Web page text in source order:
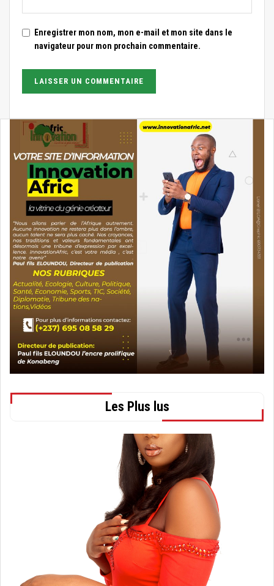
Enregistrer mon nom, mon e-mail et mon site dans le
navigateur pour mon prochain commentaire.
Les Plus lus